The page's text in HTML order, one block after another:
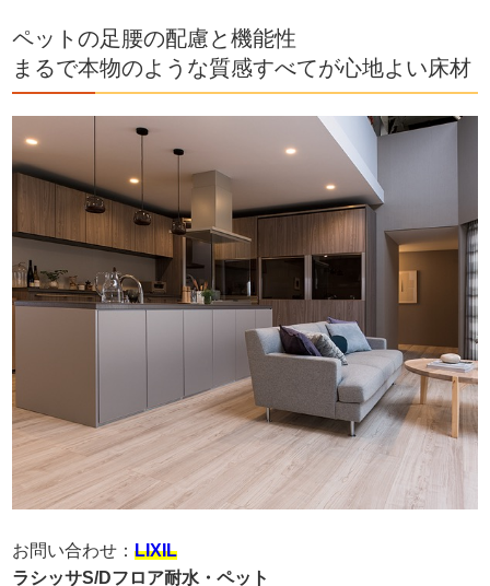
ペットの足腰の配慮と機能性
まるで本物のような質感すべてが心地よい床材
お問い合わせ：LIXIL
ラシッサS/Dフロア耐水・ペット